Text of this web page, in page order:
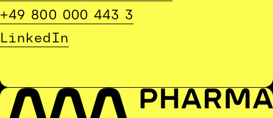
+49 800 000 443 3
LinkedIn